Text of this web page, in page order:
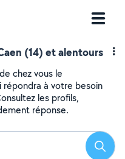
(14) et alentours
chez vous le
répondra à votre besoin
les profils,
réponse.